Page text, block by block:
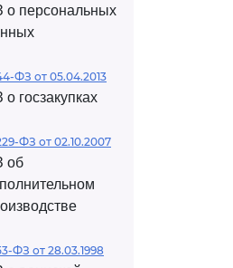
о персональных
ФЗ от 05.04.2013
о госзакупках
ФЗ от 02.10.2007
об
ФЗ от 28.03.1998